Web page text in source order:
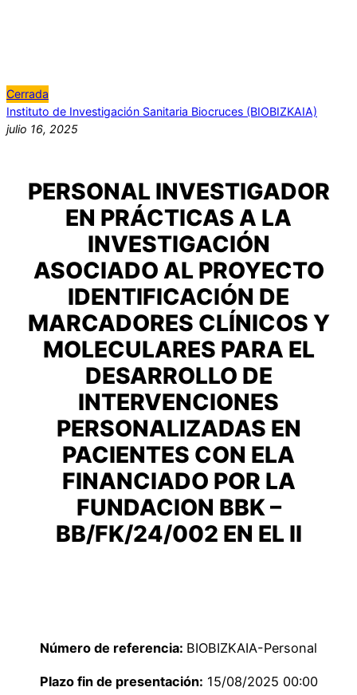
Cerrada
Instituto de Investigación Sanitaria Biocruces (BIOBIZKAIA)
julio 16, 2025
PERSONAL INVESTIGADOR
EN PRÁCTICAS A LA
INVESTIGACIÓN
ASOCIADO AL PROYECTO
IDENTIFICACIÓN DE
MARCADORES CLÍNICOS Y
MOLECULARES PARA EL
DESARROLLO DE
INTERVENCIONES
PERSONALIZADAS EN
PACIENTES CON ELA
FINANCIADO POR LA
FUNDACION BBK –
BB/FK/24/002 EN EL II
Número de referencia: BIOBIZKAIA-Personal
Plazo fin de presentación: 15/08/2025 00:00